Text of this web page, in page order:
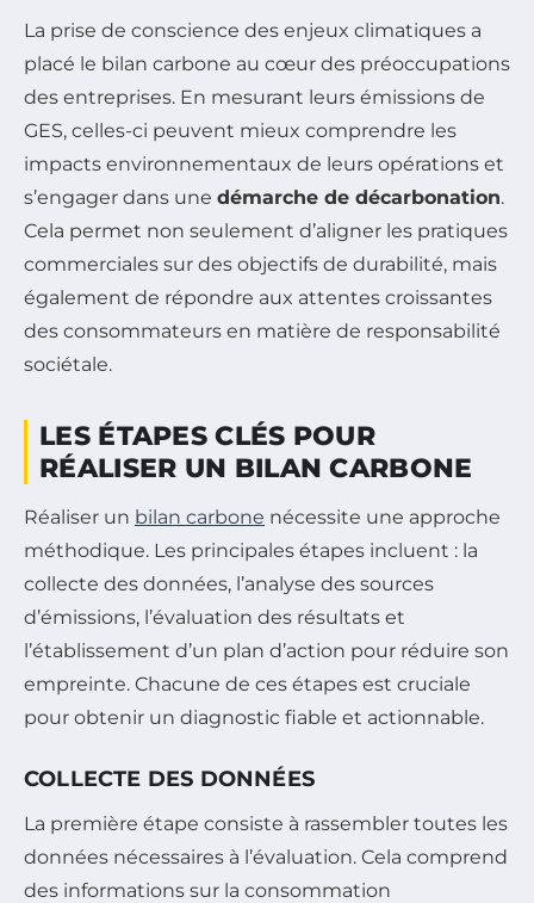
La prise de conscience des enjeux climatiques a
placé le bilan carbone au cœur des préoccupations
des entreprises. En mesurant leurs émissions de
GES, celles-ci peuvent mieux comprendre les
impacts environnementaux de leurs opérations et
s’engager dans une démarche de décarbonation.
Cela permet non seulement d’aligner les pratiques
commerciales sur des objectifs de durabilité, mais
également de répondre aux attentes croissantes
des consommateurs en matière de responsabilité
sociétale.
LES ÉTAPES CLÉS POUR
RÉALISER UN BILAN CARBONE
Réaliser un bilan carbone nécessite une approche
méthodique. Les principales étapes incluent : la
collecte des données, l’analyse des sources
d’émissions, l’évaluation des résultats et
l’établissement d’un plan d’action pour réduire son
empreinte. Chacune de ces étapes est cruciale
pour obtenir un diagnostic fiable et actionnable.
COLLECTE DES DONNÉES
La première étape consiste à rassembler toutes les
données nécessaires à l’évaluation. Cela comprend
des informations sur la consommation